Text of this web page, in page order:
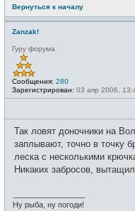
Вернуться к началу
Zanzak!
Гуру форума
Сообщения: 280
Зарегистрирован: 03 апр 2006,
Так ловят доночники на
заплывают, точно в точку
леска с несколькими
Никаких забросов,
Ну рыба, ну погоди!